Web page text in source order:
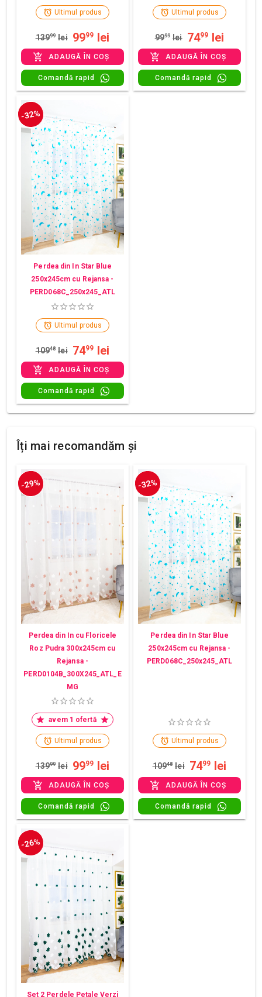
Ultimul produs
13999 lei 9999 lei
ADAUGĂ ÎN COȘ
Comandă rapid
Ultimul produs
9999 lei 7499 lei
ADAUGĂ ÎN COȘ
Comandă rapid
-32%
Perdea din In Star Blue
250x245cm cu Rejansa -
PERD068C_250x245_ATL
Ultimul produs
10948 lei 7499 lei
ADAUGĂ ÎN COȘ
Comandă rapid
Îți mai recomandăm și
-29%
Perdea din In cu Floricele
Roz Pudra 300x245cm cu
Rejansa -
PERD0104B_300X245_ATL_E
MG
avem 1 ofertă
Ultimul produs
13999 lei 9999 lei
ADAUGĂ ÎN COȘ
Comandă rapid
-32%
Perdea din In Star Blue
250x245cm cu Rejansa -
PERD068C_250x245_ATL
Ultimul produs
10948 lei 7499 lei
ADAUGĂ ÎN COȘ
Comandă rapid
-26%
Set 2 Perdele Petale Verzi